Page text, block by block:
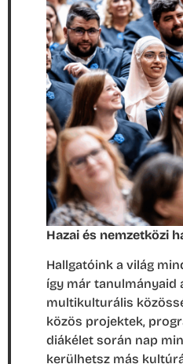
Hazai és nemzetközi
Hallgatóink a világ
így már tanulmányaid
multikulturális
közös projektek,
diákélet során nap
kerülhetsz más